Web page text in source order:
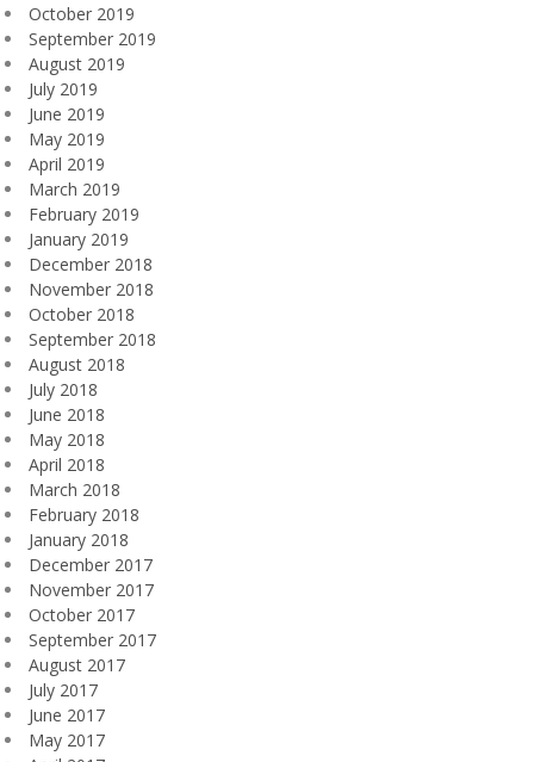
October 2019
September 2019
August 2019
July 2019
June 2019
May 2019
April 2019
March 2019
February 2019
January 2019
December 2018
November 2018
October 2018
September 2018
August 2018
July 2018
June 2018
May 2018
April 2018
March 2018
February 2018
January 2018
December 2017
November 2017
October 2017
September 2017
August 2017
July 2017
June 2017
May 2017